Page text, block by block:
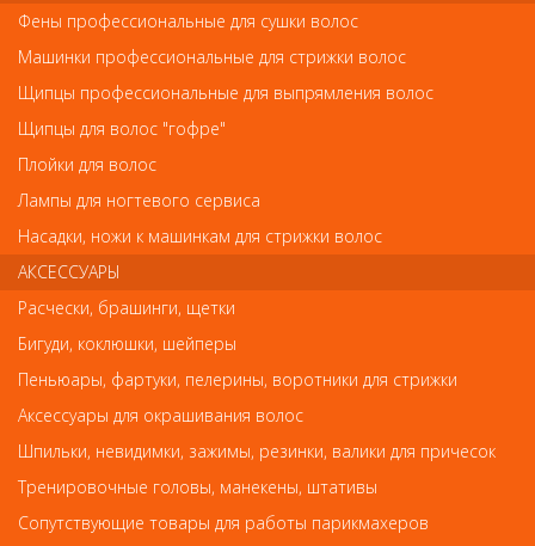
Каталог
РАСПРОДАЖА / Скидки до 50%
! Новинки ! NEW !
УХОД ЗА ВОЛОСАМИ
Шампуни
Кондиционеры, бальзамы маски для волос
Сыворотки, масла, крема, лосьоны для волос
Краски для волос и оксиды
Тонирующие маски, шампуни, бальзамы
Химсоставы для завивки волос
ДЛЯ МУЖЧИН
Фены профессиональные для сушки волос
Машинки профессиональные для стрижки волос
Щипцы профессиональные для выпрямления волос
Щипцы для волос "гофре"
Плойки для волос
Лампы для ногтевого сервиса
Насадки, ножи к машинкам для стрижки волос
АКСЕССУАРЫ
Расчески, брашинги, щетки
Бигуди, коклюшки, шейперы
Пеньюары, фартуки, пелерины, воротники для стрижки
Аксессуары для окрашивания волос
Шпильки, невидимки, зажимы, резинки, валики для причесок
Тренировочные головы, манекены, штативы
Сопутствующие товары для работы парикмахеров